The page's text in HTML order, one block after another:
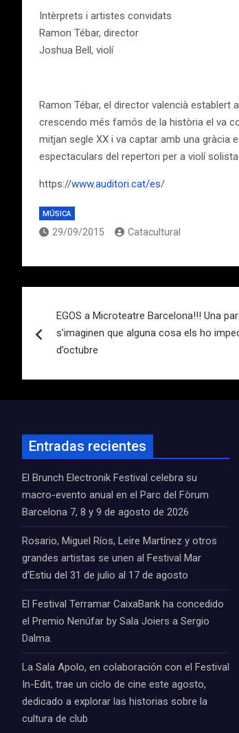
Intèrprets i artistes convidats
Ramon Tébar, director
Joshua Bell, violí
Ramon Tébar, el director valencià
crescendo més famós de la història el va
mitjan segle XX i va captar amb una gràcia
espectaculars del repertori per a violí
https://www.auditori.cat/es/
MÚSICA
29/09/2015 Catacultural
de
entradas
EGOS a Microteatre Barcelona!!! Una
s’imaginen que alguna cosa els ho
d’octubre
Entradas recientes
El Brunch Electronik Festival celebra su
macro-evento anual en el Parc del Fòrum
Barcelona 7, 8 y 9 de agosto de 2026
Rosario, Miguel Ríos, Leire Martínez y otros
grandes artistas se unen al Festival Mar
d’Estiu del 31 de julio al 17 de agosto
El Festival Terramar CaixaBank ha concedido
el Premio Nenúfar by Sala Joiers a Sergio
Dalma.
La Sala Apolo, en colaboración con el Festival
In-Edit, trae un ciclo de cine este agosto,
dedicado a explorar las historias sobre la
cultura de club